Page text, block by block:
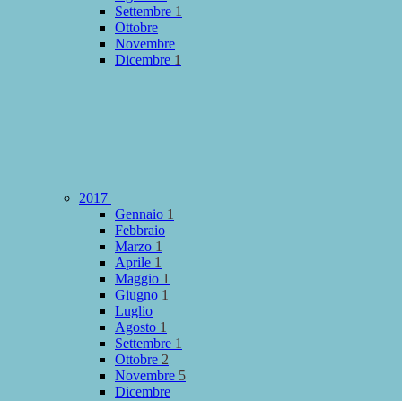
Settembre 1
Ottobre
Novembre
Dicembre 1
2017
Gennaio 1
Febbraio
Marzo 1
Aprile 1
Maggio 1
Giugno 1
Luglio
Agosto 1
Settembre 1
Ottobre 2
Novembre 5
Dicembre